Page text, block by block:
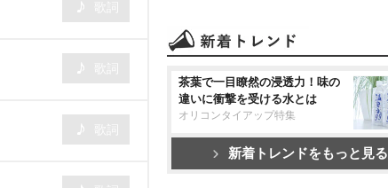
茶葉で一目瞭然の浸透力！味の
違いに衝撃を受ける水とは
オリコンタイアップ特集
新着トレンドをもっと見る